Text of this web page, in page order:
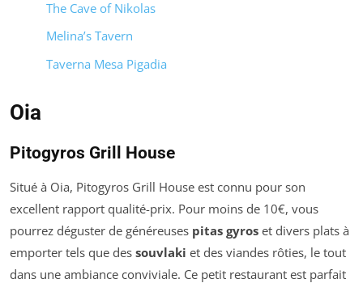
The Cave of Nikolas
Melina’s Tavern
Taverna Mesa Pigadia
Oia
Pitogyros Grill House
Situé à Oia, Pitogyros Grill House est connu pour son
excellent rapport qualité-prix. Pour moins de 10€, vous
pourrez déguster de généreuses pitas gyros et divers plats à
emporter tels que des souvlaki et des viandes rôties, le tout
dans une ambiance conviviale. Ce petit restaurant est parfait